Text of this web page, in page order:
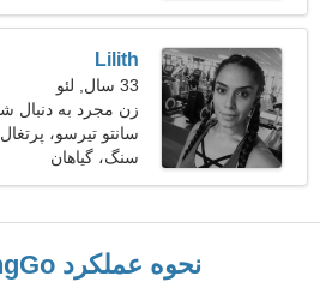
Lilith
33 سال, لئو
44
سانتو تیرسو، پرتغال
سنگ، گیاهان
نحوه عملکرد PrtDatingGo